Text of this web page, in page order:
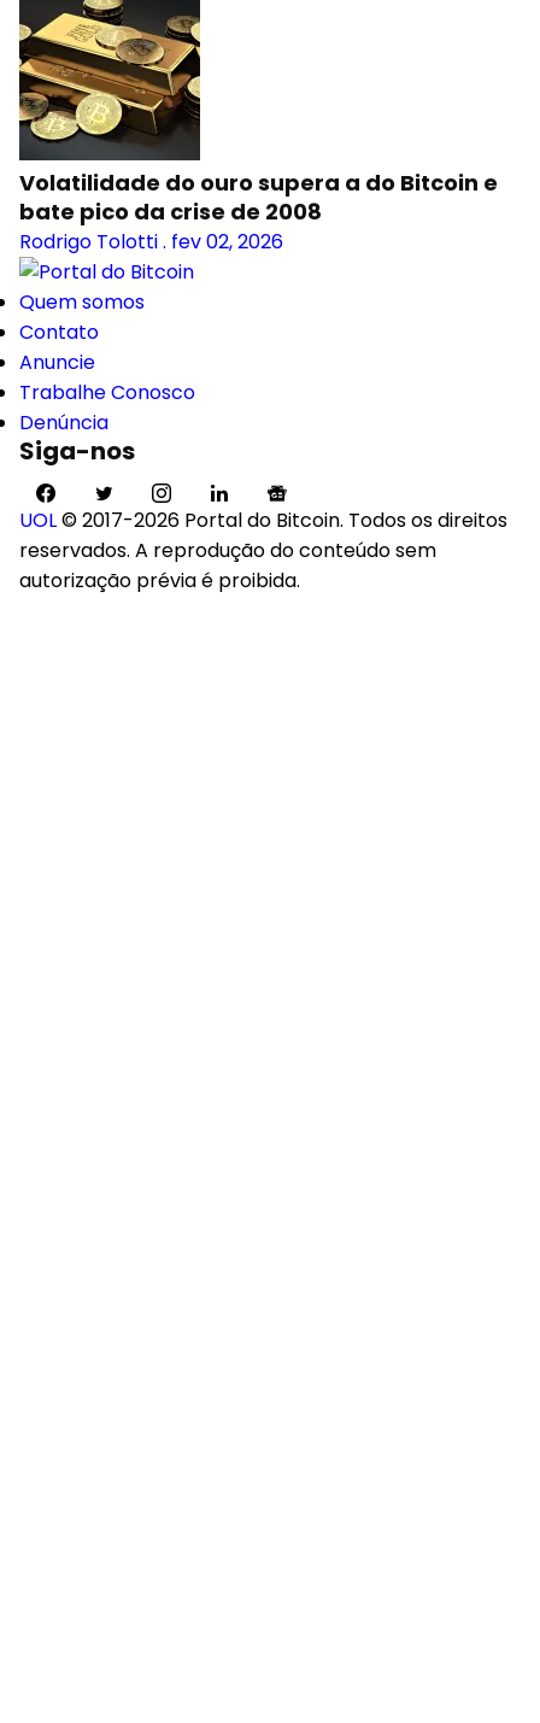
Volatilidade do ouro supera a do Bitcoin e
bate pico da crise de 2008
Rodrigo Tolotti. fev 02, 2026
Quem somos
Contato
Anuncie
Trabalhe Conosco
Denúncia
Siga-nos
UOL© 2017-2026 Portal do Bitcoin. Todos os direitos
reservados. A reprodução do conteúdo sem
autorização prévia é proibida.